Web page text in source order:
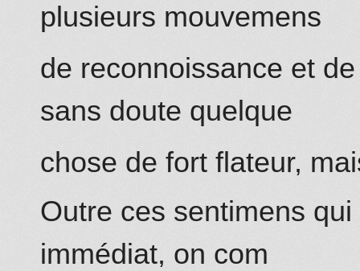
plusieurs mouvemens
de reconnoissance et
sans doute quelque
chose de fort flateur,
Outre ces sentimens
immédiat, on com